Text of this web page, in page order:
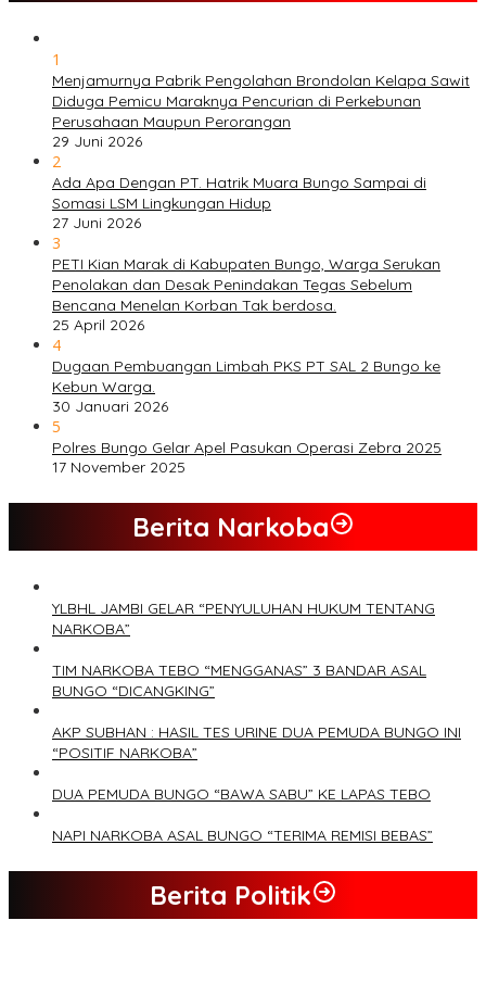
1
Menjamurnya Pabrik Pengolahan Brondolan Kelapa Sawit
Diduga Pemicu Maraknya Pencurian di Perkebunan
Perusahaan Maupun Perorangan
29 Juni 2026
2
Ada Apa Dengan PT. Hatrik Muara Bungo Sampai di
Somasi LSM Lingkungan Hidup
27 Juni 2026
3
PETI Kian Marak di Kabupaten Bungo, Warga Serukan
Penolakan dan Desak Penindakan Tegas Sebelum
Bencana Menelan Korban Tak berdosa.
25 April 2026
4
Dugaan Pembuangan Limbah PKS PT SAL 2 Bungo ke
Kebun Warga.
30 Januari 2026
5
Polres Bungo Gelar Apel Pasukan Operasi Zebra 2025
17 November 2025
Berita Narkoba
YLBHL JAMBI GELAR “PENYULUHAN HUKUM TENTANG
NARKOBA”
TIM NARKOBA TEBO “MENGGANAS” 3 BANDAR ASAL
BUNGO “DICANGKING”
AKP SUBHAN : HASIL TES URINE DUA PEMUDA BUNGO INI
“POSITIF NARKOBA”
DUA PEMUDA BUNGO “BAWA SABU” KE LAPAS TEBO
NAPI NARKOBA ASAL BUNGO “TERIMA REMISI BEBAS”
Berita Politik